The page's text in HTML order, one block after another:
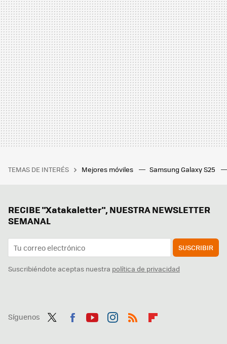
TEMAS DE INTERÉS Mejores móviles Samsung Galaxy S25
RECIBE "Xatakaletter", NUESTRA NEWSLETTER
SEMANAL
SUSCRIBIR
Suscribiéndote aceptas nuestra política de privacidad
Síguenos